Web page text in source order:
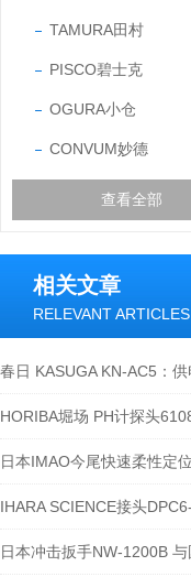
TAMURA田村
PISCO碧士克
OGURA小仓
CONVUM妙德
查看全部
相关文章
RELEVANT ARTICLES